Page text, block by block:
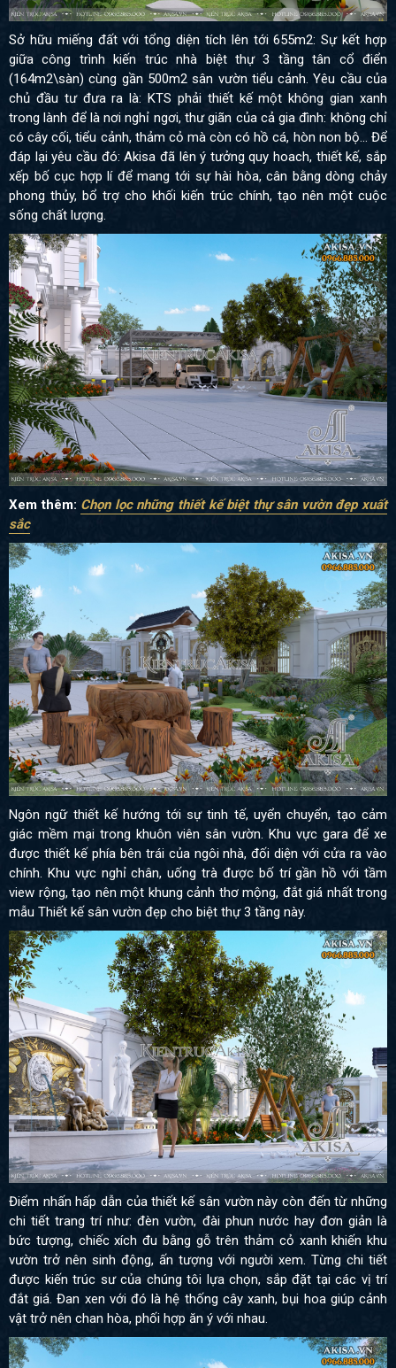
Sở hữu miếng đất với tổng diện tích lên tới 655m2: Sự kết hợp
giữa công trình kiến trúc nhà biệt thự 3 tầng tân cổ điển
(164m2\sàn) cùng gần 500m2 sân vườn tiểu cảnh. Yêu cầu của
chủ đầu tư đưa ra là: KTS phải thiết kế một không gian xanh
trong lành để là nơi nghỉ ngơi, thư giãn của cả gia đình: không chỉ
có cây cối, tiểu cảnh, thảm cỏ mà còn có hồ cá, hòn non bộ… Để
đáp lại yêu cầu đó: Akisa đã lên ý tưởng quy hoach, thiết kế, sắp
xếp bố cục hợp lí để mang tới sự hài hòa, cân bằng dòng chảy
phong thủy, bổ trợ cho khối kiến trúc chính, tạo nên một cuộc
sống chất lượng.
Xem thêm: Chọn lọc những thiết kế biệt thự sân vườn đẹp xuất
sắc
Ngôn ngữ thiết kế hướng tới sự tinh tế, uyển chuyển, tạo cảm
giác mềm mại trong khuôn viên sân vườn. Khu vực gara để xe
được thiết kế phía bên trái của ngôi nhà, đối diện với cửa ra vào
chính. Khu vực nghỉ chân, uống trà được bố trí gần hồ với tầm
view rộng, tạo nên một khung cảnh thơ mộng, đắt giá nhất trong
mẫu Thiết kế sân vườn đẹp cho biệt thự 3 tầng này.
Điểm nhấn hấp dẫn của thiết kế sân vườn này còn đến từ những
chi tiết trang trí như: đèn vườn, đài phun nước hay đơn giản là
bức tượng, chiếc xích đu bằng gỗ trên thảm cỏ xanh khiến khu
vườn trở nên sinh động, ấn tượng với người xem. Từng chi tiết
được kiến trúc sư của chúng tôi lựa chọn, sắp đặt tại các vị trí
đắt giá. Đan xen với đó là hệ thống cây xanh, bụi hoa giúp cảnh
vật trở nên chan hòa, phối hợp ăn ý với nhau.